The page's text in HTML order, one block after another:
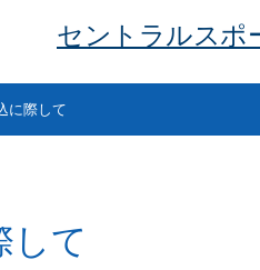
セントラルスポ
に際して
して